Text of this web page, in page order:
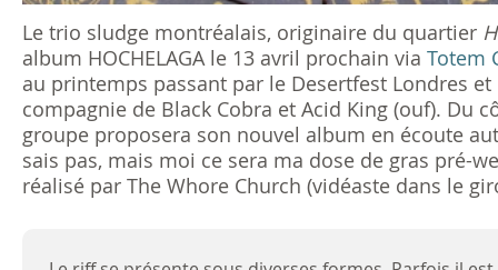
iLe trio sludge montréalais, originaire du quartier
album HOCHELAGA le 13 avril prochain via Totem
au printemps passant par le Desertfest Londres
compagnie de Black Cobra et Acid King (ouf). Du
groupe proposera son nouvel album en écoute
sais pas, mais moi ce sera ma dose de gras pré-
réalisé par The Whore Church (vidéaste dans le